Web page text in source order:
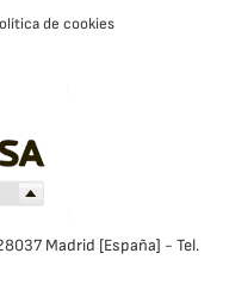
de cookies
Madrid [España] - Tel.